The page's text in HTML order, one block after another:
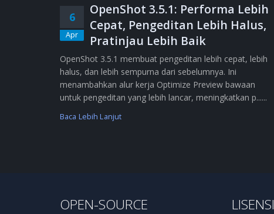
6
Apr
OpenShot 3.5.1: Performa Lebih
Cepat, Pengeditan Lebih Halus,
Pratinjau Lebih Baik
OpenShot 3.5.1 membuat pengeditan lebih cepat, lebih
halus, dan lebih sempurna dari sebelumnya. Ini
menambahkan alur kerja Optimize Preview bawaan
untuk pengeditan yang lebih lancar, meningkatkan p......
Baca Lebih Lanjut
OPEN-SOURCE LISENSI